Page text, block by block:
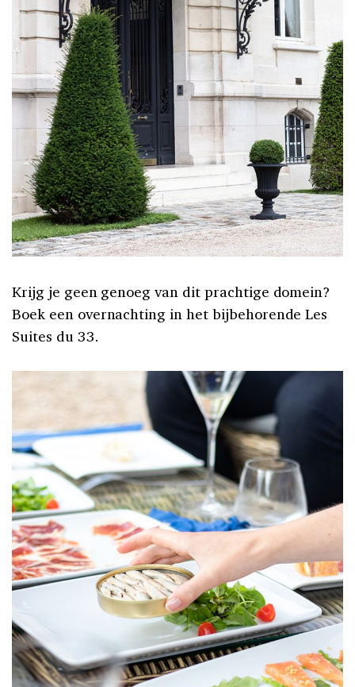
Krijg je geen genoeg van dit prachtige domein?
Boek een overnachting in het bijbehorende Les
Suites du 33.